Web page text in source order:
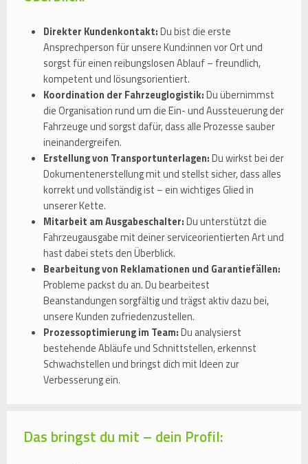
Direkter Kundenkontakt:Du bist die erste
Ansprechperson für unsere Kund:innen vor Ort und
sorgst für einen reibungslosen Ablauf – freundlich,
kompetent und lösungsorientiert.
Koordination der Fahrzeuglogistik:Du übernimmst
die Organisation rund um die Ein- und Aussteuerung der
Fahrzeuge und sorgst dafür, dass alle Prozesse sauber
ineinandergreifen.
Erstellung von Transportunterlagen:Du wirkst bei der
Dokumentenerstellung mit und stellst sicher, dass alles
korrekt und vollständig ist – ein wichtiges Glied in
unserer Kette.
Mitarbeit am Ausgabeschalter:Du unterstützt die
Fahrzeugausgabe mit deiner serviceorientierten Art und
hast dabei stets den Überblick.
Bearbeitung von Reklamationen und Garantiefällen:
Probleme packst du an. Du bearbeitest
Beanstandungen sorgfältig und trägst aktiv dazu bei,
unsere Kunden zufriedenzustellen.
Prozessoptimierung im Team:Du analysierst
bestehende Abläufe und Schnittstellen, erkennst
Schwachstellen und bringst dich mit Ideen zur
Verbesserung ein.
Das bringst du mit – dein Profil: